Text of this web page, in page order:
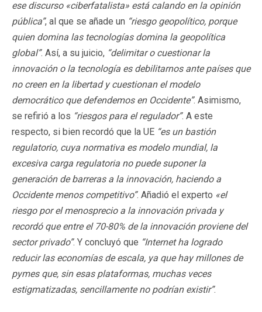
ese discurso «ciberfatalista» está calando en la opinión
pública”, al que se añade un “riesgo geopolítico, porque
quien domina las tecnologías domina la geopolítica
global”. Así, a su juicio, “delimitar o cuestionar la
innovación o la tecnología es debilitarnos ante países que
no creen en la libertad y cuestionan el modelo
democrático que defendemos en Occidente”. Asimismo,
se refirió a los “riesgos para el regulador”. A este
respecto, si bien recordó que la UE “es un bastión
regulatorio, cuya normativa es modelo mundial, la
excesiva carga regulatoria no puede suponer la
generación de barreras a la innovación, haciendo a
Occidente menos competitivo”. Añadió el experto «el
riesgo por el menosprecio a la innovación privada y
recordó que entre el 70-80% de la innovación proviene del
sector privado”. Y concluyó que “Internet ha logrado
reducir las economías de escala, ya que hay millones de
pymes que, sin esas plataformas, muchas veces
estigmatizadas, sencillamente no podrían existir”.